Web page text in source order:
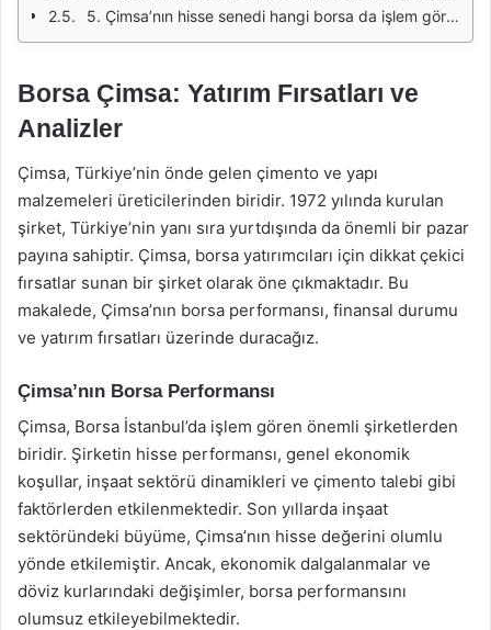
5. Çimsa’nın hisse senedi hangi borsa da işlem görmektedir?
Borsa Çimsa: Yatırım Fırsatları ve
Analizler
Çimsa, Türkiye’nin önde gelen çimento ve yapı
malzemeleri üreticilerinden biridir. 1972 yılında kurulan
şirket, Türkiye’nin yanı sıra yurtdışında da önemli bir pazar
payına sahiptir. Çimsa, borsa yatırımcıları için dikkat çekici
fırsatlar sunan bir şirket olarak öne çıkmaktadır. Bu
makalede, Çimsa’nın borsa performansı, finansal durumu
ve yatırım fırsatları üzerinde duracağız.
Çimsa’nın Borsa Performansı
Çimsa, Borsa İstanbul’da işlem gören önemli şirketlerden
biridir. Şirketin hisse performansı, genel ekonomik
koşullar, inşaat sektörü dinamikleri ve çimento talebi gibi
faktörlerden etkilenmektedir. Son yıllarda inşaat
sektöründeki büyüme, Çimsa’nın hisse değerini olumlu
yönde etkilemiştir. Ancak, ekonomik dalgalanmalar ve
döviz kurlarındaki değişimler, borsa performansını
olumsuz etkileyebilmektedir.